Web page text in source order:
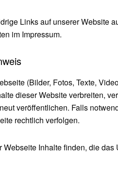
Links auf unserer Website
im Impressum.
(Bilder, Fotos, Texte,
dieser Website verbreiten,
veröffentlichen. Falls
rechtlich verfolgen.
Inhalte finden, die